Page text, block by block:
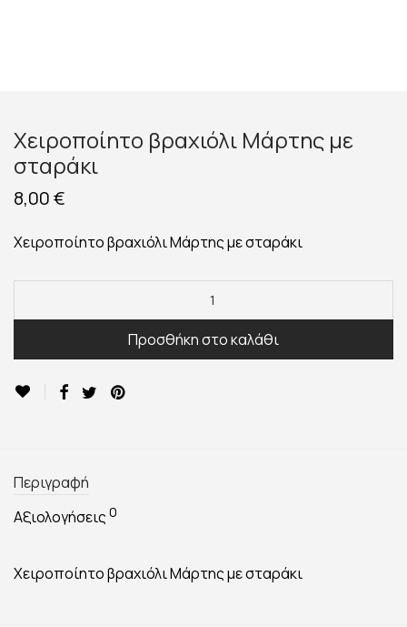
Χειροποίητο βραχιόλι Μάρτης με
σταράκι
8,00€
Χειροποίητο βραχιόλι Μάρτης με σταράκι
Προσθήκη στο καλάθι
Περιγραφή
Αξιολογήσεις 0
Χειροποίητο βραχιόλι Μάρτης με σταράκι